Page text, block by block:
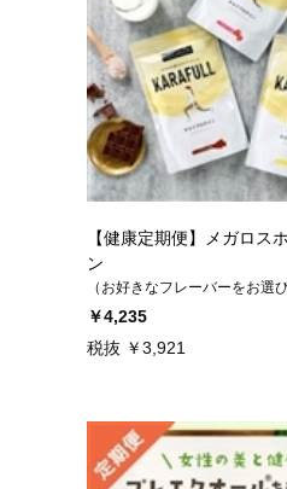
【健康定期便】メガロス
ン
（お好きなフレーバーをお選
￥4,235
税抜 ￥3,921